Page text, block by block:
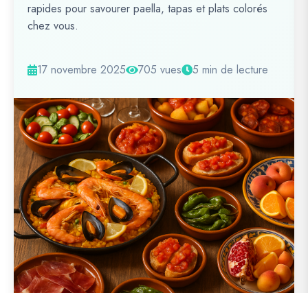
rapides pour savourer paella, tapas et plats colorés
chez vous.
17 novembre 2025 705 vues 5 min de lecture